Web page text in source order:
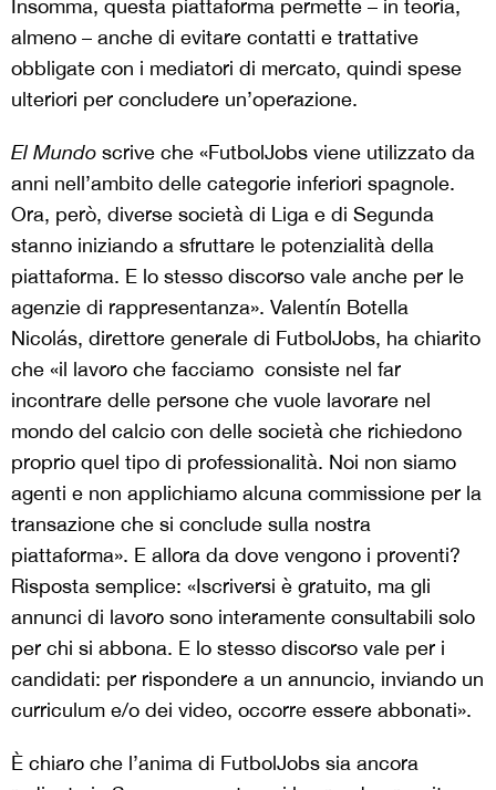
Insomma, questa piattaforma permette – in teoria,
almeno – anche di evitare contatti e trattative
obbligate con i mediatori di mercato, quindi spese
ulteriori per concludere un’operazione.
El Mundo scrive che «FutbolJobs viene utilizzato da
anni nell’ambito delle categorie inferiori spagnole.
Ora, però, diverse società di Liga e di Segunda
stanno iniziando a sfruttare le potenzialità della
piattaforma. E lo stesso discorso vale anche per le
agenzie di rappresentanza». Valentín Botella
Nicolás, direttore generale di FutbolJobs, ha chiarito
che «il lavoro che facciamo consiste nel far
incontrare delle persone che vuole lavorare nel
mondo del calcio con delle società che richiedono
proprio quel tipo di professionalità. Noi non siamo
agenti e non applichiamo alcuna commissione per la
transazione che si conclude sulla nostra
piattaforma». E allora da dove vengono i proventi?
Risposta semplice: «Iscriversi è gratuito, ma gli
annunci di lavoro sono interamente consultabili solo
per chi si abbona. E lo stesso discorso vale per i
candidati: per rispondere a un annuncio, inviando un
curriculum e/o dei video, occorre essere abbonati».
È chiaro che l’anima di FutbolJobs sia ancora